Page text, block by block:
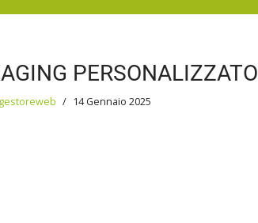
PERSONALIZZATO
gestoreweb 14 Gennaio 2025